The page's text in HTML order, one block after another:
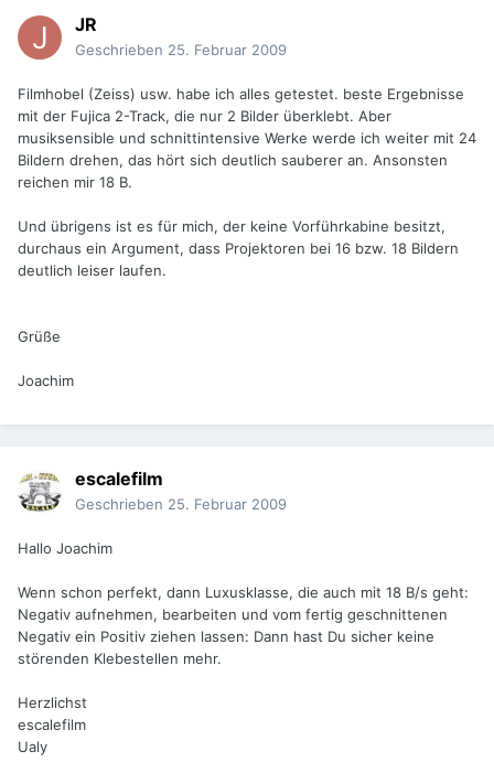
JR
Geschrieben 25. Februar 2009
Filmhobel (Zeiss) usw. habe ich alles getestet. beste Ergebnisse
mit der Fujica 2-Track, die nur 2 Bilder überklebt. Aber
musiksensible und schnittintensive Werke werde ich weiter mit 24
Bildern drehen, das hört sich deutlich sauberer an. Ansonsten
reichen mir 18 B.
Und übrigens ist es für mich, der keine Vorführkabine besitzt,
durchaus ein Argument, dass Projektoren bei 16 bzw. 18 Bildern
deutlich leiser laufen.
Grüße
Joachim
escalefilm
Geschrieben 25. Februar 2009
Hallo Joachim
Wenn schon perfekt, dann Luxusklasse, die auch mit 18 B/s geht:
Negativ aufnehmen, bearbeiten und vom fertig geschnittenen
Negativ ein Positiv ziehen lassen: Dann hast Du sicher keine
störenden Klebestellen mehr.
Herzlichst
escalefilm
Ualy